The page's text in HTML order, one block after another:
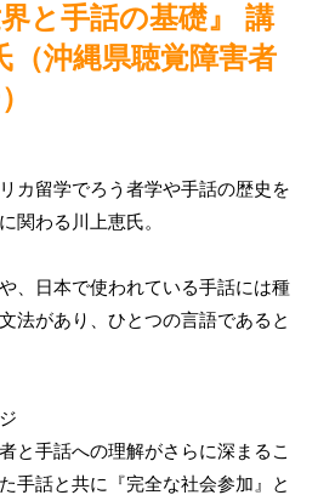
と手話の基礎』 講
（沖縄県聴覚障害者
カ留学でろう者学や手話の歴史を
関わる川上恵氏。
、日本で使われている手話には種
法があり、ひとつの言語であると
と手話への理解がさらに深まるこ
手話と共に『完全な社会参加』と